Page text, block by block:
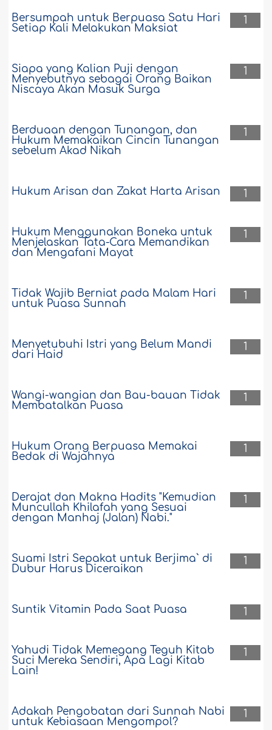
1
Bersumpah untuk Berpuasa Satu Hari
Setiap Kali Melakukan Maksiat
1
Siapa yang Kalian Puji dengan
Menyebutnya sebagai Orang Baikan
Niscaya Akan Masuk Surga
1
Berduaan dengan Tunangan, dan
Hukum Memakaikan Cincin Tunangan
sebelum Akad Nikah
1
Hukum Arisan dan Zakat Harta Arisan
1
Hukum Menggunakan Boneka untuk
Menjelaskan Tata-Cara Memandikan
dan Mengafani Mayat
1
Tidak Wajib Berniat pada Malam Hari
untuk Puasa Sunnah
1
Menyetubuhi Istri yang Belum Mandi
dari Haid
1
Wangi-wangian dan Bau-bauan Tidak
Membatalkan Puasa
1
Hukum Orang Berpuasa Memakai
Bedak di Wajahnya
1
Derajat dan Makna Hadits "Kemudian
Muncullah Khilafah yang Sesuai
dengan Manhaj (Jalan) Nabi."
1
Suami Istri Sepakat untuk Berjima` di
Dubur Harus Diceraikan
1
Suntik Vitamin Pada Saat Puasa
1
Yahudi Tidak Memegang Teguh Kitab
Suci Mereka Sendiri, Apa Lagi Kitab
Lain!
1
Adakah Pengobatan dari Sunnah Nabi
untuk Kebiasaan Mengompol?